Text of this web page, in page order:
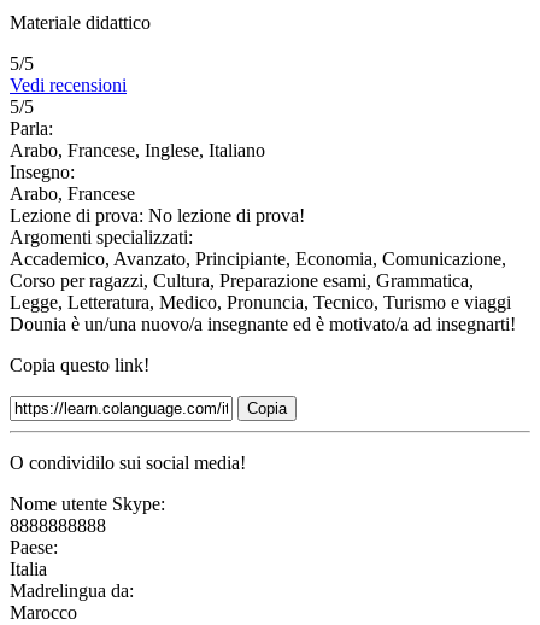
Materiale didattico
5/5
Vedi recensioni
5/5
Parla:
Arabo, Francese, Inglese, Italiano
Insegno:
Arabo, Francese
Lezione di prova: No lezione di prova!
Argomenti specializzati:
Accademico, Avanzato, Principiante, Economia, Comunicazione,
Corso per ragazzi, Cultura, Preparazione esami, Grammatica,
Legge, Letteratura, Medico, Pronuncia, Tecnico, Turismo e viaggi
Dounia è un/una nuovo/a insegnante ed è motivato/a ad insegnarti!
Copia questo link!
Copia
O condividilo sui social media!
Nome utente Skype:
8888888888
Paese:
Italia
Madrelingua da:
Marocco